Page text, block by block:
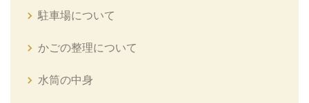
駐車場について
かごの整理について
水筒の中身